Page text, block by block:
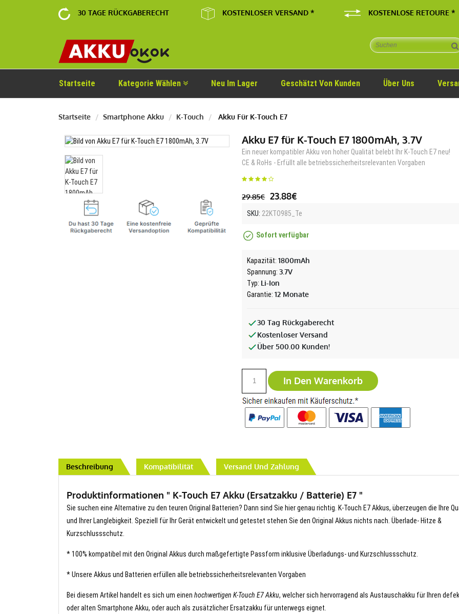
30 TAGE RÜCKGABERECHT KOSTENLOSER VERSAND * KOSTENLOSE RETOURE *
Startseite Kategorie Wählen Neu Im Lager Geschätzt Von Kunden Über Uns
Startseite Smartphone Akku K-Touch Akku Für K-Touch E7
Akku E7 für K-Touch E7 1800mAh, 3.7V
Ein neuer kompatibler Akku von hoher Qualität belebt Ihr K-Touch E7 neu!
CE & RoHs - Erfüllt alle betriebssicherheitsrelevanten Vorgaben
29.85€ 23.88€
SKU: 22KTO985_Te
Sofort verfügbar
Kapazität:1800mAh
Spannung:3.7V
Typ: Li-Ion
Garantie:12 Monate
30 Tag Rückgaberecht
Kostenloser Versand
Über 500.00 Kunden!
In Den Warenkorb
Beschreibung Kompatibilität Versand Und Zahlung
Produktinformationen " K-Touch E7 Akku (Ersatzakku / Batterie) E7 "
Sie suchen eine Alternative zu den teuren Original Batterien? Dann sind Sie hier genau richtig. K-Touch E7 Akkus, überzeugen die Ihre
und Ihrer Langlebigkeit. Speziell für Ihr Gerät entwickelt und getestet stehen Sie den Original Akkus nichts nach. Überlade- Hitze &
Kurzschlussschutz.
* 100% kompatibel mit den Original Akkus durch maßgefertigte Passform inklusive Überladungs- und Kurzschlussschutz.
* Unsere Akkus und Batterien erfüllen alle betriebssicherheitsrelevanten Vorgaben
Bei diesem Artikel handelt es sich um einen hochwertigen K-Touch E7 Akku, welcher sich hervorragend als Austauschakku für Ihren
oder alten Smartphone Akku, oder auch als zusätzlicher Ersatzakku für unterwegs eignet.